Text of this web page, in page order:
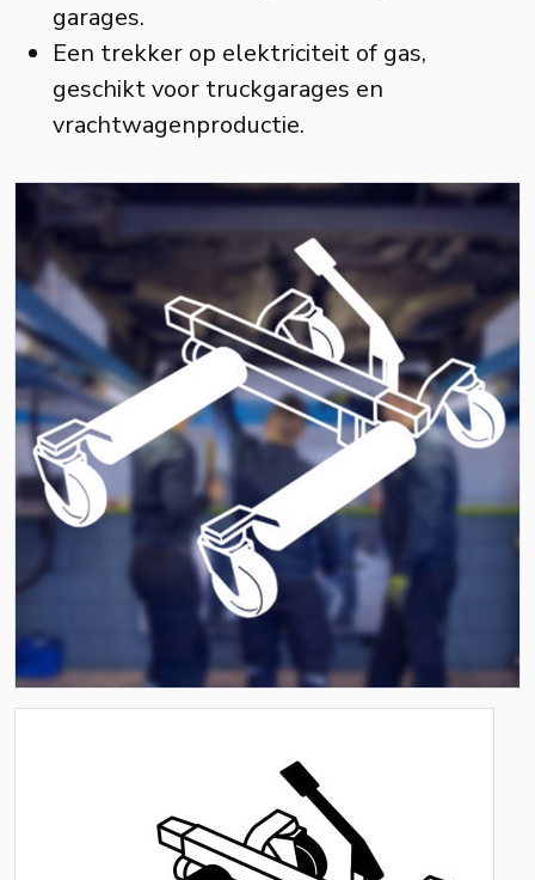
garages.
Een trekker op elektriciteit of gas,
geschikt voor truckgarages en
vrachtwagenproductie.